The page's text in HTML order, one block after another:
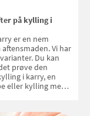
på kylling i
er en nem
Vi har
Du kan
prøve den
i karry, en
eller kylling med